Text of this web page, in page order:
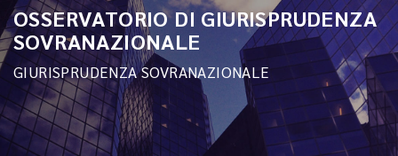
OSSERVATORIO DI GIURISPRUDENZA
SOVRANAZIONALE
GIURISPRUDENZA SOVRANAZIONALE